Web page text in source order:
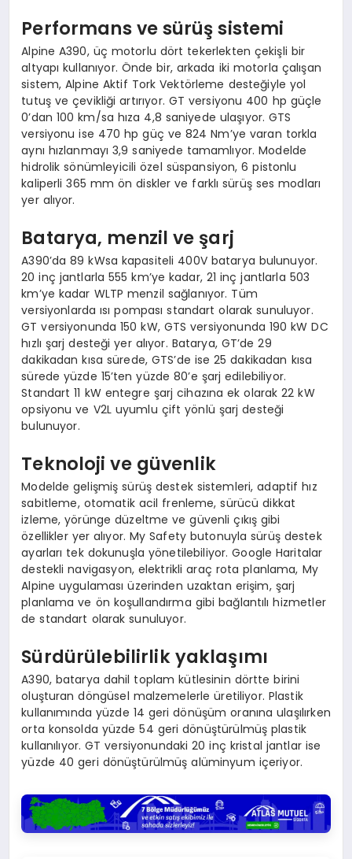
Performans ve sürüş sistemi
Alpine A390, üç motorlu dört tekerlekten çekişli bir
altyapı kullanıyor. Önde bir, arkada iki motorla çalışan
sistem, Alpine Aktif Tork Vektörleme desteğiyle yol
tutuş ve çevikliği artırıyor. GT versiyonu 400 hp güçle
0’dan 100 km/sa hıza 4,8 saniyede ulaşıyor. GTS
versiyonu ise 470 hp güç ve 824 Nm’ye varan torkla
aynı hızlanmayı 3,9 saniyede tamamlıyor. Modelde
hidrolik sönümleyicili özel süspansiyon, 6 pistonlu
kaliperli 365 mm ön diskler ve farklı sürüş ses modları
yer alıyor.
Batarya, menzil ve şarj
A390’da 89 kWsa kapasiteli 400V batarya bulunuyor.
20 inç jantlarla 555 km’ye kadar, 21 inç jantlarla 503
km’ye kadar WLTP menzil sağlanıyor. Tüm
versiyonlarda ısı pompası standart olarak sunuluyor.
GT versiyonunda 150 kW, GTS versiyonunda 190 kW DC
hızlı şarj desteği yer alıyor. Batarya, GT’de 29
dakikadan kısa sürede, GTS’de ise 25 dakikadan kısa
sürede yüzde 15’ten yüzde 80’e şarj edilebiliyor.
Standart 11 kW entegre şarj cihazına ek olarak 22 kW
opsiyonu ve V2L uyumlu çift yönlü şarj desteği
bulunuyor.
Teknoloji ve güvenlik
Modelde gelişmiş sürüş destek sistemleri, adaptif hız
sabitleme, otomatik acil frenleme, sürücü dikkat
izleme, yörünge düzeltme ve güvenli çıkış gibi
özellikler yer alıyor. My Safety butonuyla sürüş destek
ayarları tek dokunuşla yönetilebiliyor. Google Haritalar
destekli navigasyon, elektrikli araç rota planlama, My
Alpine uygulaması üzerinden uzaktan erişim, şarj
planlama ve ön koşullandırma gibi bağlantılı hizmetler
de standart olarak sunuluyor.
Sürdürülebilirlik yaklaşımı
A390, batarya dahil toplam kütlesinin dörtte birini
oluşturan döngüsel malzemelerle üretiliyor. Plastik
kullanımında yüzde 14 geri dönüşüm oranına ulaşılırken
orta konsolda yüzde 54 geri dönüştürülmüş plastik
kullanılıyor. GT versiyonundaki 20 inç kristal jantlar ise
yüzde 40 geri dönüştürülmüş alüminyum içeriyor.